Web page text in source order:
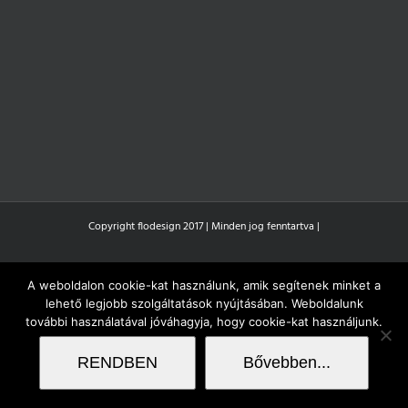
Copyright flodesign 2017 | Minden jog fenntartva |
A weboldalon cookie-kat használunk, amik segítenek minket a
lehető legjobb szolgáltatások nyújtásában. Weboldalunk
további használatával jóváhagyja, hogy cookie-kat használjunk.
RENDBEN Bővebben...